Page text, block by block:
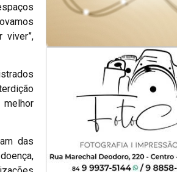
viver”,
das